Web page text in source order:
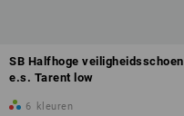
SB Halfhoge veiligheidsschoen
e.s. Tarent low
6 kleuren